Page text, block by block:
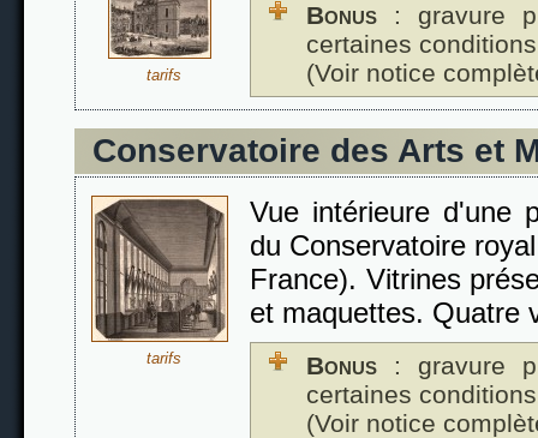
tarifs
Bonus : gravure
certaines
(Voir notice
Conservatoire des Arts et
tarifs
Vue intérieure d'une
du Conservatoire
France). Vitrines
et maquettes. Quatre
Bonus : gravure
certaines
(Voir notice